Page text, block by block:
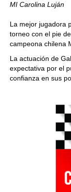
MI Carolina Luján
La mejor jugadora
torneo con el pie
campeona chilena
La actuación de
expectativa por el
confianza en sus